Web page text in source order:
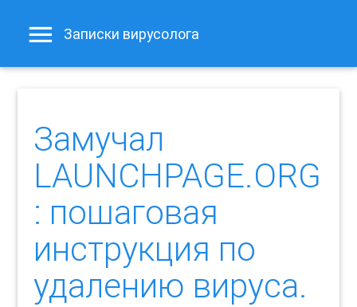
Записки вирусолога
Замучал
LAUNCHPAGE.ORG
: пошаговая
инструкция по
удалению вируса.